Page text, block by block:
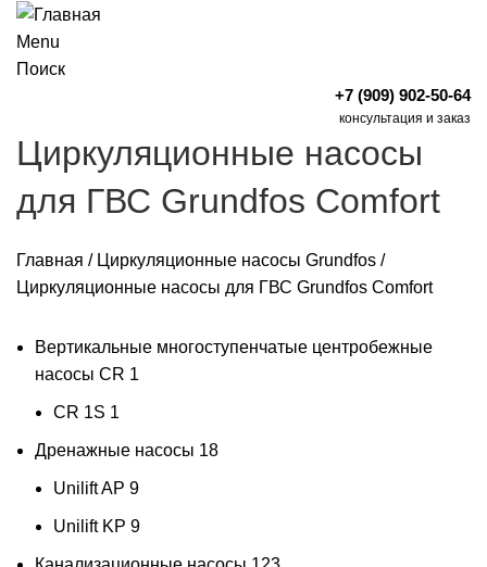
Menu
Поиск
+7 (909) 902-50-64
консультация и заказ
Циркуляционные насосы
для ГВС Grundfos Comfort
Главная / Циркуляционные насосы Grundfos /
Циркуляционные насосы для ГВС Grundfos Comfort
Вертикальные многоступенчатые центробежные
насосы CR 1
CR 1S 1
Дренажные насосы 18
Unilift AP 9
Unilift KP 9